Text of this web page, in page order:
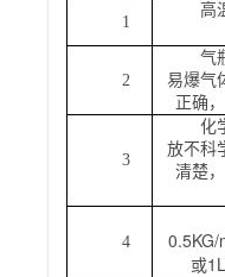
1
高
2
气
易爆气
正确
3
化
放不科
清楚
4 0.5KG/
或